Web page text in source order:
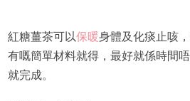
紅糖薑茶可以保暖身體及化痰止咳
有嘅簡單材料就得，最好就係時間
就完成。